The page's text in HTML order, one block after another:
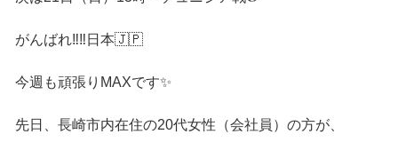
がんばれ‼️‼️日本🇯🇵
今週も頑張りMAXです✨
先日、長崎市内在住の20代女性（会社員）の方が、